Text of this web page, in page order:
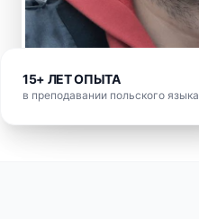
15+ ЛЕТ ОПЫТА
в преподавании польского языка